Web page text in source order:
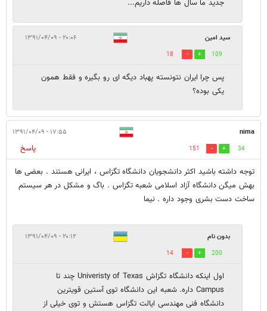
جدید ما سال ها فاصله داریم...
سید امین ۲۰:۰۶ - ۱۳۹۱/۰۴/۰۹
109
18
پس چرا ایران نتونسته پهباد دیگه ای رو بگیره و فقط همون
یکی بوده؟
nima ۱۷:۵۵ - ۱۳۹۱/۰۴/۰۹
34
151
پاسخ
توجه داشته باشید اکثر دانشجویان دانشگاه تگزاس ، ایرانی هستند . بعضی ها
بهش میگن دانشگاه آزاد اسلامی شعبه تگزاس . باگ و مشکل در هر سیستم
ساخت دست بشری وجود داره . نیما
بدون نام ۲۰:۱۲ - ۱۳۹۱/۰۴/۰۹
200
14
اول اینکه دانشگاه تگزاش Univeristy of Texas چند تا
Campus داره. شعبه این دانشگاه توی آستین قویترین
دانشگاه فنی مهندسی ایالت تگزاس هستش و توی خیلی از